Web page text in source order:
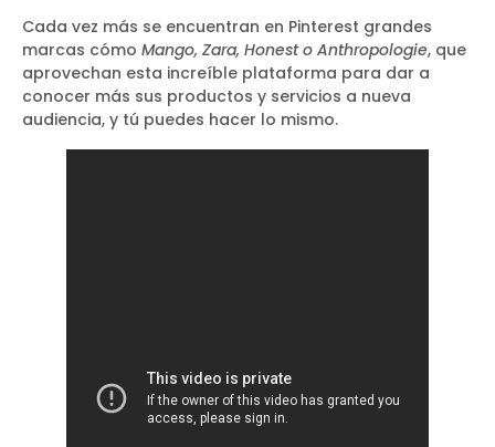
Cada vez más se encuentran en Pinterest grandes
marcas cómo Mango, Zara, Honest o Anthropologie, que
aprovechan esta increíble plataforma para dar a
conocer más sus productos y servicios a nueva
audiencia, y tú puedes hacer lo mismo.